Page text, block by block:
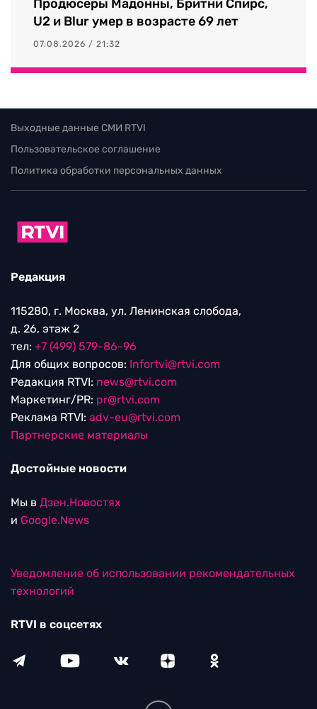
Продюсеры Мадонны, Бритни Спирс,
U2 и Blur умер в возрасте 69 лет
07.08.2026 / 21:32
Выходные данные СМИ RTVI
Пользовательское соглашение
Политика обработки персональных данных
Редакция
115280, г. Москва, ул. Ленинская слобода,
д. 26, этаж 2
тел: +7 (499) 579-86-96
Для общих вопросов: Infortvi@rtvi.com
Редакция RTVI: news@rtvi.com
Маркетинг/PR: pr@rtvi.com
Реклама RTVI: adv-eu@rtvi.com
Партнерские материалы
Достойные новости
Мы в Дзен.Новостях
и Google.News
Уведомление об использовании рекомендательных
технологий
RTVI в соцсетях